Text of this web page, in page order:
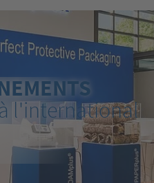
l'international